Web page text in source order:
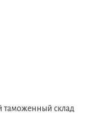
таможенный склад